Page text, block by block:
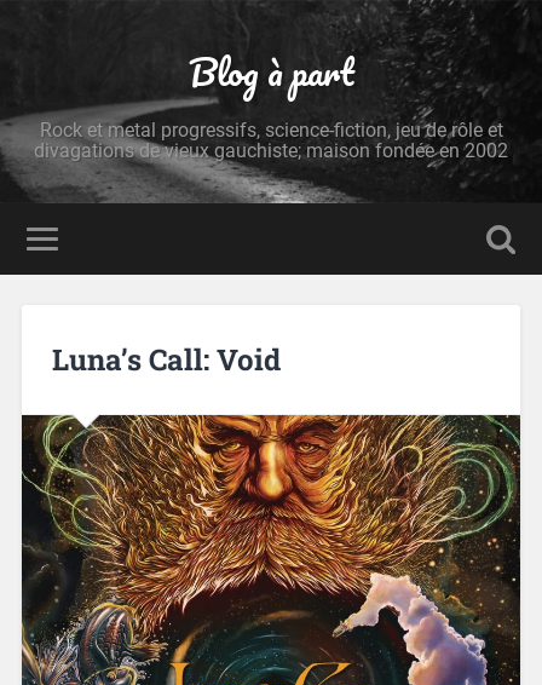
Blog à part
Rock et metal progressifs, science-fiction, jeu de rôle et
divagations de vieux gauchiste; maison fondée en 2002
Luna’s Call: Void